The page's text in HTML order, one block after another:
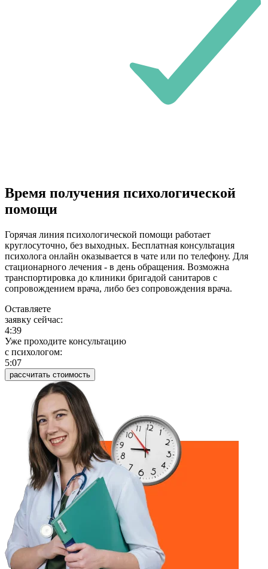
Время получения психологической
помощи
Горячая линия психологической помощи работает
круглосуточно, без выходных. Бесплатная консультация
психолога онлайн оказывается в чате или по телефону. Для
стационарного лечения - в день обращения. Возможна
транспортировка до клиники бригадой санитаров с
сопровождением врача, либо без сопровождения врача.
Оставляете
заявку сейчас:
4:39
Уже проходите консультацию
c психологом:
5:07
рассчитать стоимость